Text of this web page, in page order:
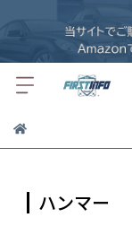
ハンマー